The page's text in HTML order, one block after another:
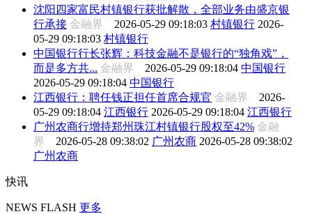
沈阳四家富民村镇银行获批解散，全部业务由盛京银
行承接 金融界 2026-05-29 09:18:03 村镇银行 2026-
05-29 09:18:03 村镇银行
中国银行行长张辉：科技金融不是银行的“独角戏”，
而是多方共... 金融界 2026-05-29 09:18:04 中国银行
2026-05-29 09:18:04 中国银行
江西银行：聘任钱正担任首席合规官 金融界 2026-
05-29 09:18:04 江西银行 2026-05-29 09:18:04 江西银行
广州农商行增持郑州珠江村镇银行股权至42% 金融
界 2026-05-28 09:38:02 广州农商 2026-05-28 09:38:02
广州农商
快讯
NEWS FLASH 更多